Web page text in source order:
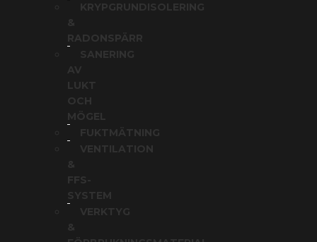
KRYPGRUNDISOLERING
&
RADONSPÄRR
SANERING
AV
LUKT
OCH
MÖGEL
FUKTMÄTNING
VENTILATION
&
SYSTEM
VERKTYG
&